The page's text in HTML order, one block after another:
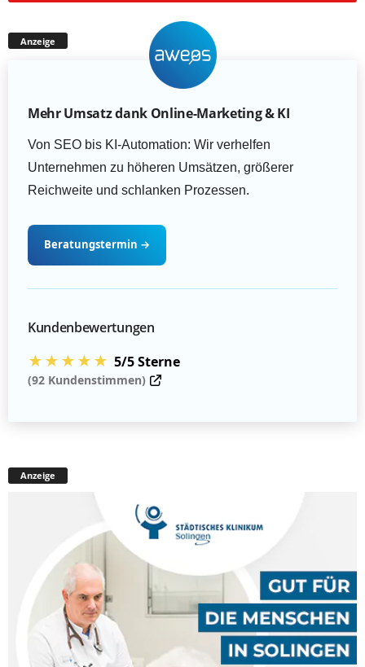
Anzeige
Mehr Umsatz dank Online-Marketing & KI
Von SEO bis KI-Automation: Wir verhelfen
Unternehmen zu höheren Umsätzen, größerer
Reichweite und schlanken Prozessen.
Beratungstermin →
Kundenbewertungen
★★★★★ 5/5 Sterne
(92 Kundenstimmen)
Anzeige